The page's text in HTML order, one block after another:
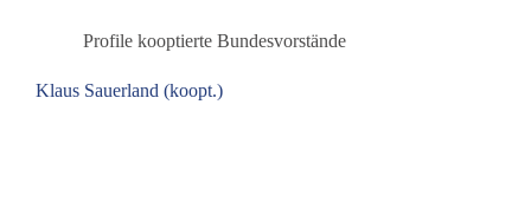
Profile kooptierte Bundesvorstände
Klaus Sauerland (koopt.)